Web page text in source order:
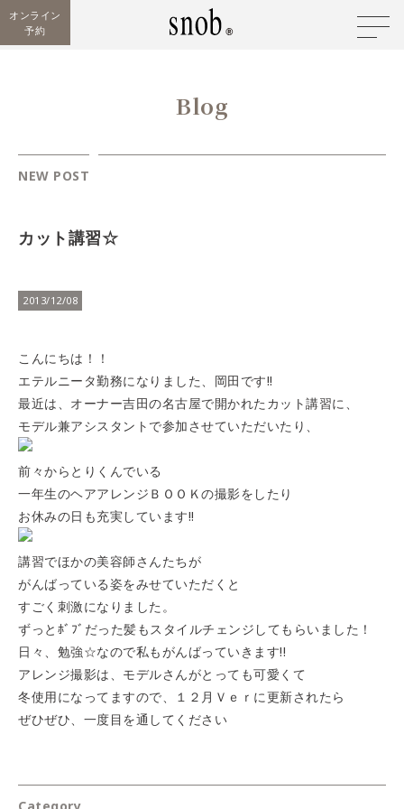
オンライン
予約
Blog
NEW POST
カット講習☆
2013/12/08
こんにちは！！
エテルニータ勤務になりました、岡田です!!
最近は、オーナー吉田の名古屋で開かれたカット講習に、
モデル兼アシスタントで参加させていただいたり、
前々からとりくんでいる
一年生のヘアアレンジＢＯＯＫの撮影をしたり
お休みの日も充実しています!!
講習でほかの美容師さんたちが
がんばっている姿をみせていただくと
すごく刺激になりました。
ずっとﾎﾞﾌﾞだった髪もスタイルチェンジしてもらいました！
日々、勉強☆なので私もがんばっていきます!!
アレンジ撮影は、モデルさんがとっても可愛くて
冬使用になってますので、１２月Ｖｅｒに更新されたら
ぜひぜひ、一度目を通してください